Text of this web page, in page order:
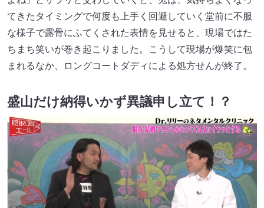
てきたタイミングで何度も上手く回避していく堂前に不服
な様子で露骨にふてくされた表情を見せると、現場ではた
ちまち笑いが巻き起こりました。こうして現場が爆笑に包
まれるなか、ロングコートダディによる処方せんが終了。
盛山だけ納得いかず異議申し立て！？